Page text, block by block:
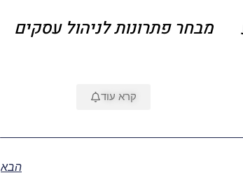
מבחר פתרונות לניהול עסקים
קרא עוד
הבא